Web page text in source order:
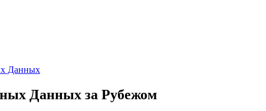
Данных
Данных за Рубежом